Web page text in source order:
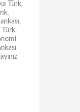
Türk,
Türk,